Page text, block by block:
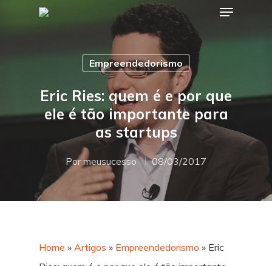
Hit enter to search or ESC to close
Empreendedorismo
Eric Ries: quem é e por que
ele é tão importante para
as startups
Pormeusucesso 08/03/2017
Home » Artigos » Empreendedorismo » Eric